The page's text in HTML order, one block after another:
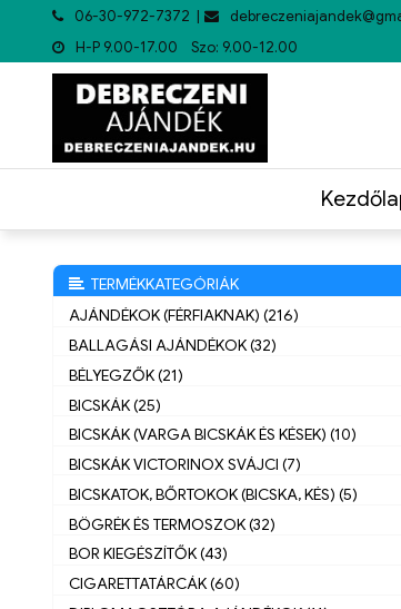
06-30-972-7372
H-P 9.00-17.00 Szo: 9.00-12.00
TERMÉKKATEGÓRIÁK
AJÁNDÉKOK (FÉRFIAKNAK) (216)
BALLAGÁSI AJÁNDÉKOK (32)
BÉLYEGZŐK (21)
BICSKÁK (25)
BICSKÁK (VARGA BICSKÁK ÉS KÉSEK) (10)
BICSKÁK VICTORINOX SVÁJCI (7)
BICSKATOK, BŐRTOKOK (BICSKA, KÉS) (5)
BÖGRÉK ÉS TERMOSZOK (32)
BOR KIEGÉSZÍTŐK (43)
CIGARETTATÁRCÁK (60)